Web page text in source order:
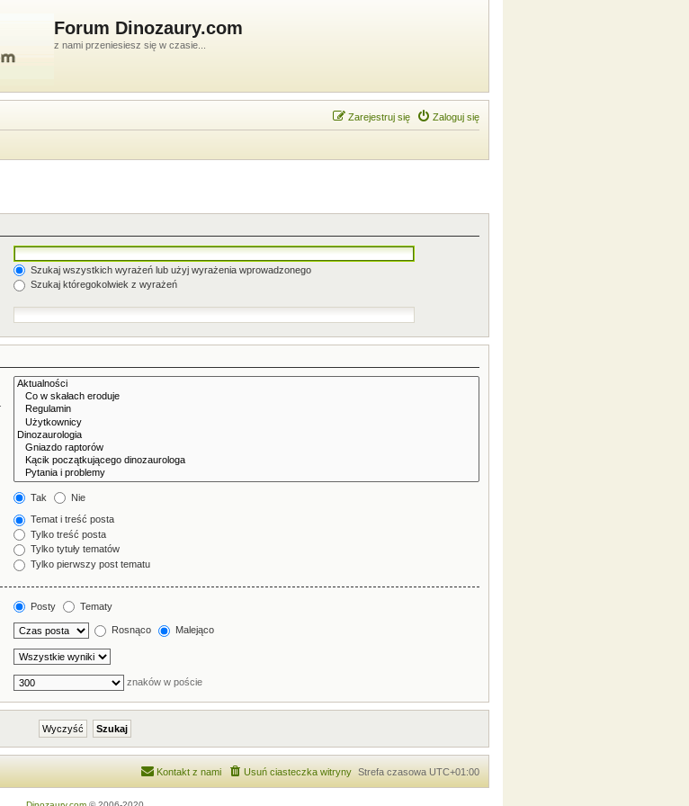
Forum Dinozaury.com
z nami przeniesiesz się w czasie...
Zaloguj się
Zarejestruj się
Szukaj wszystkich wyrażeń lub użyj wyrażenia wprowadzonego
Szukaj któregokolwiek z wyrażeń
Tak Nie
Temat i treść posta
Tylko treść posta
Tylko tytuły tematów
Tylko pierwszy post tematu
Posty Tematy
Rosnąco Malejąco
znaków w poście
Strefa czasowa UTC+01:00
Usuń ciasteczka witryny
Kontakt z nami